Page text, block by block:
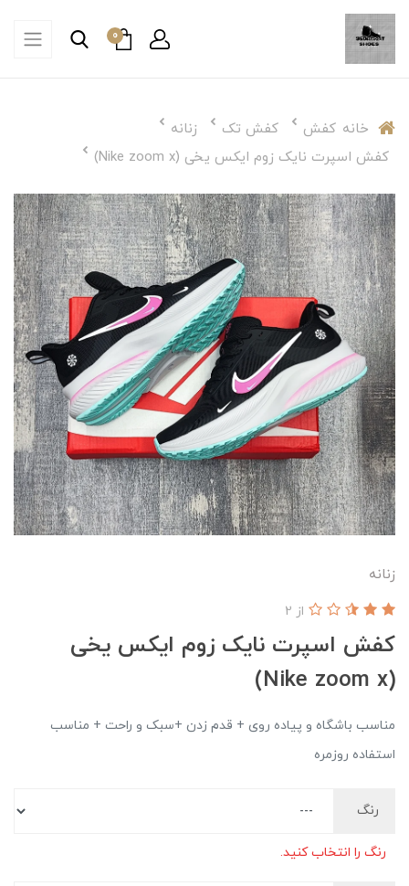
0
خانه کفش کفش تک
زنانه
کفش اسپرت نایک زوم ایکس یخی (Nike zoom x)
زنانه
کفش اسپرت نایک زوم ایکس یخی
(Nike zoom x)
از 2
مناسب باشگاه و پیاده روی + قدم زدن +سبک و راحت + ‌مناسب
استفاده روزمره
رنگ
رنگ را انتخاب کنید.